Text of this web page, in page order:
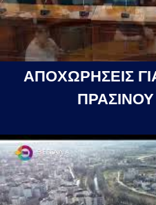
ΑΠΟΧΩΡΗΣΕΙΣ
ΠΡΑΣΙΝΟΥ